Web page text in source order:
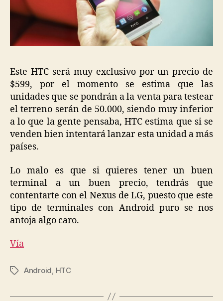
Este HTC será muy exclusivo por un precio de
$599, por el momento se estima que las
unidades que se pondrán a la venta para testear
el terreno serán de 50.000, siendo muy inferior
a lo que la gente pensaba, HTC estima que si se
venden bien intentará lanzar esta unidad a más
países.
Lo malo es que si quieres tener un buen
terminal a un buen precio, tendrás que
contentarte con el Nexus de LG, puesto que este
tipo de terminales con Android puro se nos
antoja algo caro.
Vía
Etiquetas
Android, HTC